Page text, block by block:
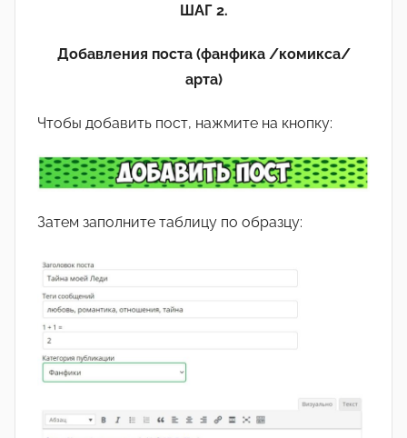
ШАГ 2.
Добавления поста (фанфика /комикса/
арта)
Чтобы добавить пост, нажмите на кнопку:
Затем заполните таблицу по образцу: